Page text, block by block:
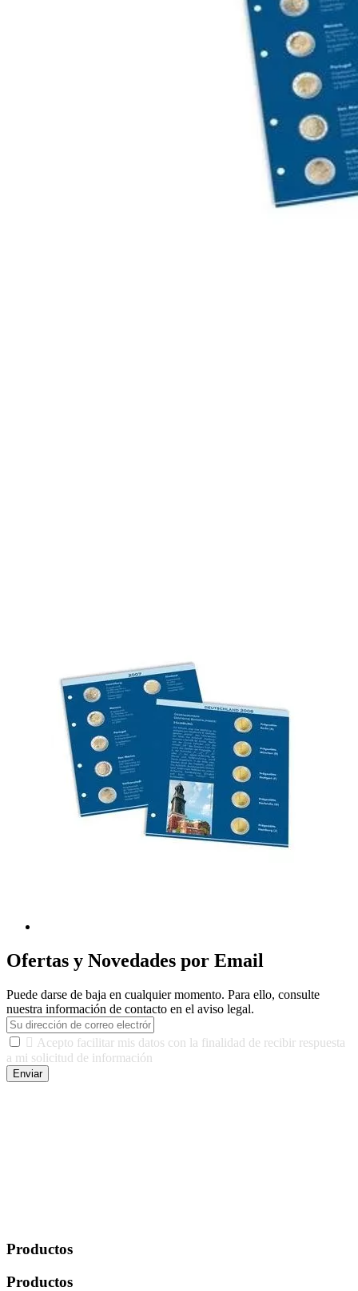
Ofertas y Novedades por Email
Puede darse de baja en cualquier momento. Para ello, consulte
nuestra información de contacto en el aviso legal.
 Acepto facilitar mis datos con la finalidad de recibir respuesta
a mi solicitud de información
Enviar
Productos
Productos